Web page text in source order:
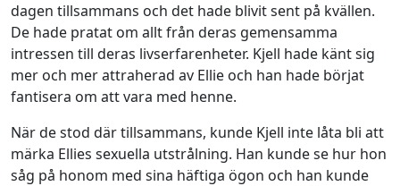
dagen tillsammans och det hade blivit sent på kvällen.
De hade pratat om allt från deras gemensamma
intressen till deras livserfarenheter. Kjell hade känt sig
mer och mer attraherad av Ellie och han hade börjat
fantisera om att vara med henne.
När de stod där tillsammans, kunde Kjell inte låta bli att
märka Ellies sexuella utstrålning. Han kunde se hur hon
såg på honom med sina häftiga ögon och han kunde